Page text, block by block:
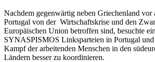
Nachdem gegenwärtig neben Griechenland vor
Portugal von der Wirtschaftskrise und den
Europäischen Union betroffen sind, besuchte
SYNASPISMOS Linksparteien in Portugal und
Kampf der arbeitenden Menschen in den
Ländern besser zu koordinieren.